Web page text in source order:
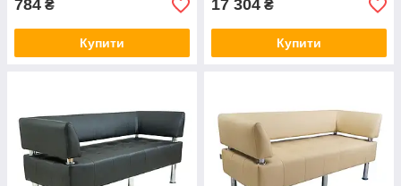
784 ₴
Купити
17 304 ₴
Купити